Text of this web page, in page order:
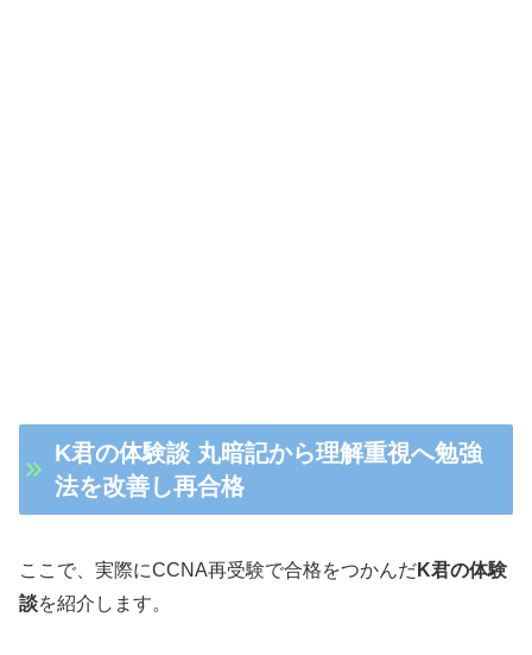
K君の体験談 丸暗記から理解重視へ勉強
法を改善し再合格
ここで、実際にCCNA再受験で合格をつかんだK君の体験
談を紹介します。